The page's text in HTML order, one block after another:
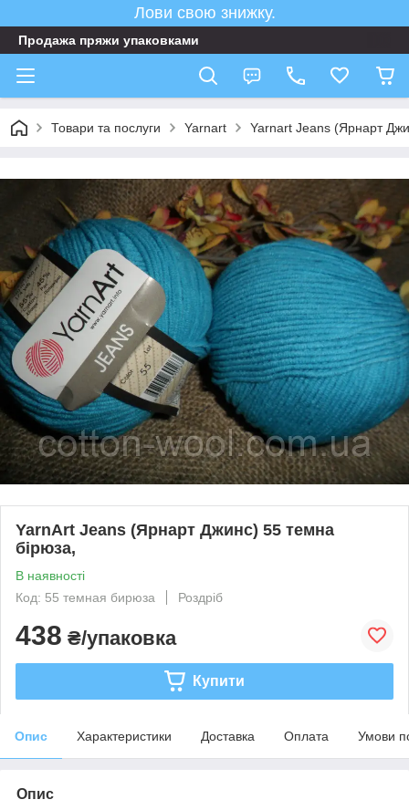
Лови свою знижку.
Продажа пряжи упаковками
Товари та послуги Yarnart Yarnart Jeans (Ярнарт
YarnArt Jeans (Ярнарт Джинс) 55 темна
бірюза,
В наявності
Код: 55 темная бирюза
Роздріб
438 ₴/упаковка
Купити
Опис Характеристики Доставка Оплата Умови
Опис